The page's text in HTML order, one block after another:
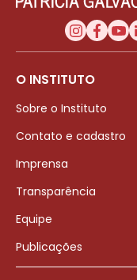
O INSTITUTO
Sobre o Instituto
Contato e cadastro
Imprensa
Transparência
Equipe
Publicações